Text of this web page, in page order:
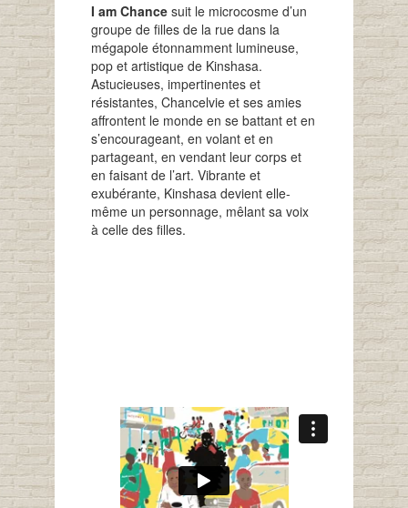
I am Chancesuit le microcosme d’un
groupe de filles de la rue dans la
mégapole étonnamment lumineuse,
pop et artistique de Kinshasa.
Astucieuses, impertinentes et
résistantes, Chancelvie et ses amies
affrontent le monde en se battant et en
s’encourageant, en volant et en
partageant, en vendant leur corps et
en faisant de l’art. Vibrante et
exubérante, Kinshasa devient elle-
même un personnage, mêlant sa voix
à celle des filles.